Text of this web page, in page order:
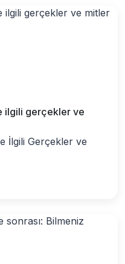
ilgili gerçekler ve
İlgili Gerçekler ve